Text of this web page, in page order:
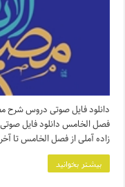
دانلود فایل صوتی دروس شرح
فصل الخامس دانلود فایل
زاده آملی از فصل الخامس تا آخر
بیشتر بخوانید